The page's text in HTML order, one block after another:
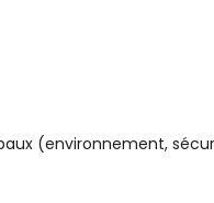
(environnement,